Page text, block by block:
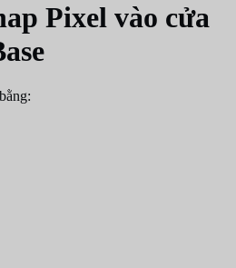
Pixel vào cửa